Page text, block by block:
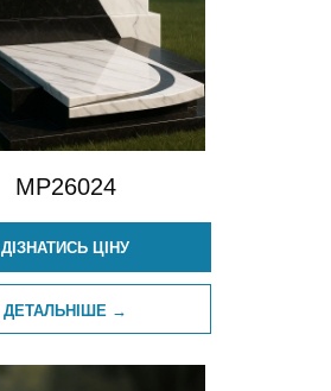
MP26024
ДІЗНАТИСЬ ЦІНУ
ДЕТАЛЬНІШЕ →